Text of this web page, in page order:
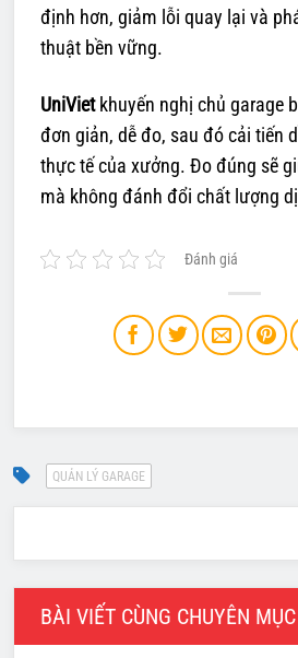
định hơn, giảm lỗi quay lại và
thuật bền vững.
UniVietkhuyến nghị chủ garage
đơn giản, dễ đo, sau đó cải tiến
thực tế của xưởng. Đo đúng sẽ
mà không đánh đổi chất lượng
Đánh giá
BÀI VIẾT CÙNG CHUYÊN MỤC